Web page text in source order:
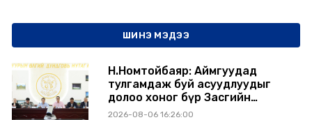
ШИНЭ МЭДЭЭ
Н.Номтойбаяр: Аймгуудад
тулгамдаж буй асуудлуудыг
долоо хоног бүр Засгийн
газрын хуралдаанд
2026-08-06 16:26:00